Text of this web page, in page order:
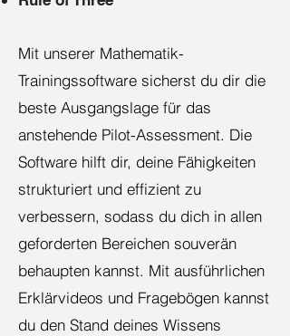
Mit unserer Mathematik-
Trainingssoftware sicherst du dir die
beste Ausgangslage für das
anstehende Pilot-Assessment. Die
Software hilft dir, deine Fähigkeiten
strukturiert und effizient zu
verbessern, sodass du dich in allen
geforderten Bereichen souverän
behaupten kannst. Mit ausführlichen
Erklärvideos und Fragebögen kannst
du den Stand deines Wissens